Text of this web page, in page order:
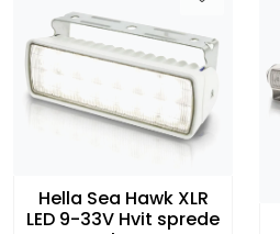
Hella Sea Hawk XLR
LED 9-33V Hvit sprede